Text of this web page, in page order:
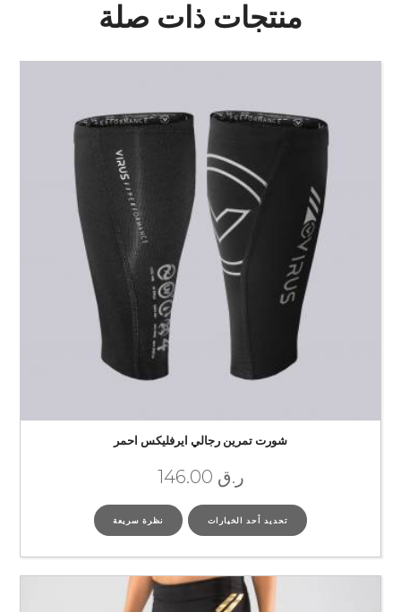
منتجات ذات صلة
شورت تمرين رجالي ايرفليكس احمر
ر.ق
تحديد أحد الخيارات نظرة سريعة